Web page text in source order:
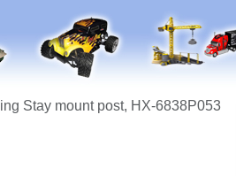
Stay mount post, HX-6838P053